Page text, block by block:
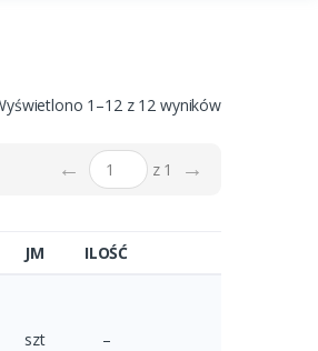
1–12 z 12 wyników
← z 1 →
JM ILOŚĆ
szt –